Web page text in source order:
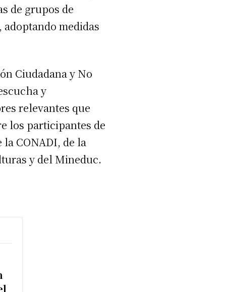
de grupos de
medidas
Ciudadana y No
y
relevantes que
los participantes de
la CONADI, de la
y del Mineduc.